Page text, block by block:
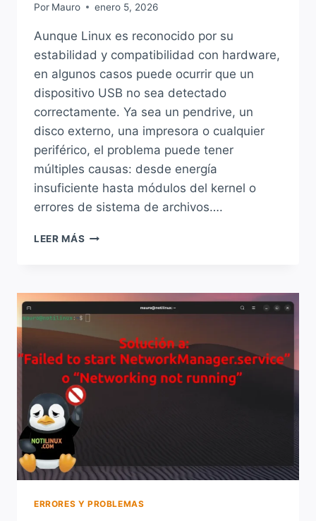
Por Mauro enero 5, 2026
Aunque Linux es reconocido por su
estabilidad y compatibilidad con hardware,
en algunos casos puede ocurrir que un
dispositivo USB no sea detectado
correctamente. Ya sea un pendrive, un
disco externo, una impresora o cualquier
periférico, el problema puede tener
múltiples causas: desde energía
insuficiente hasta módulos del kernel o
errores de sistema de archivos….
LEER MÁS ¿LINUX
DISPOSITIVO
¿CÓMO
SOLUCIONARLO?
ERRORES Y PROBLEMAS